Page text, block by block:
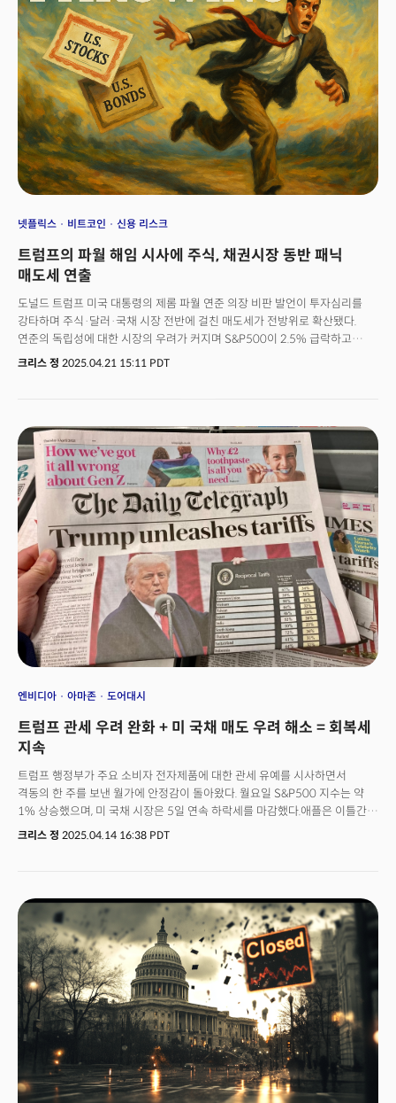
"미국 행정부가 경제 전망에 전례없는 수준의 불확실성을 이미 초래한
상황에서 파월의 해임 시도는 미국 자산에 대한 매도세를 촉발했다."며 월요일
시장의 혼란을 설명했다. 법률 전문가들은 대통령이 법적으로 연준의장을
쉽게 해임할 수 없다고 지적했고 파월 의장 역시 요청을 받더라도 사임하지
않을 것이라고 밝혔으나 시장의 우려는 가시지 않았다. 특히 워싱턴의
공격적인 무역 관세 정책이 경기침체 우려를 증폭시키고 있는 상황에서
연준의 통화정책에 대한 불확실성은 그대로 미국 자산에 대한 의구심으로
이어졌다. 미 국채는 월요일 하루에만 10년물 국채 수익률이 2% 가까이
급등하며 채권 가격이 급락, 안전자산으로써의 지위가 흔들리고 있음을
시사했다. 글로벌 기축통화이자 금융위기에 가장 안전한 자산으로 인식되는
'현금'인 달러의 위치는 더 초라해졌다. 달러 인덱스는 주요 10개국 통화 대비
엔화는 지난해 9월 이후 가장 높게 올랐고 유로화 역시 3년 이상 만에
넷플릭스 비트코인 신용 리스크
트럼프의 파월 해임 시사에 주식, 채권시장 동반 패닉
매도세 연출
도널드 트럼프 미국 대통령의 제롬 파월 연준 의장 비판 발언이 투자심리를
강타하며 주식·달러·국채 시장 전반에 걸친 매도세가 전방위로 확산됐다.
연준의 독립성에 대한 시장의 우려가 커지며 S&P500이 2.5% 급락하고
다우지수가 950포인트 이상 무너지는 등 하락세는 광범위했다. 다만 부활절
수익률은 4.4%까지 내려갔다.안전자산으로 여겨지는 금은 온스당
3,400달러를 돌파하며 또 다른 신기록을 세웠고, 스위스 프랑은 달러 대비 약
1% 강세를 보였다. 미국 신용시장에서는 투자등급 채권 부도 위험에 대한
보호 비용이 1주일 이상 만에 최고치로 상승하는 등 크레딧 리스크에 대한
우려도 악화됐다. 트럼프 대통령은 이날 자신의 소셜 미디어 '트루스 소셜'을
통해 "사실상 인플레이션이 없으며 선제적 금리 인하가 필요한 때"라고
주장하며 연준에 대한 압박을 강화했다. 케빈 해셋 국가경제위원회(NEC)
위원장은 지난 금요일 트럼프 대통령이 파월 의장 해임 가능성을 검토
중이라고 언급했다.파월의 해임 가능성에 월가는 엄중한 경고를 내렸다.
페퍼스톤의 마이클 브라운 선임 연구 전략가는 "파월이 해임된다면
금융시장에 엄청난 변동성이 주입되고, 상상할 수 있는 가장 극적인 방식으로
미국 자산에서 투자자들이 빠져나갈 것"이라고 경고했다. 그는 "연준의
독립성이 명백히 위협받고 있으며, 달러화 탈피와 미국 패권에서 벗어나는
움직임이 점점 현실적인 가능성이 되고 있다"고 덧붙였다.헤지펀드
폴 싱어는 최근 아부다비에서 열린 비공개 행사에서 "미 달러가 기축통화
크리스 정 2025.04.21 15:11 PDT
엔비디아 아마존 도어대시
트럼프 관세 우려 완화 + 미 국채 매도 우려 해소 = 회복세
지속
트럼프 행정부가 주요 소비자 전자제품에 대한 관세 유예를 시사하면서
격동의 한 주를 보낸 월가에 안정감이 돌아왔다. 월요일 S&P500 지수는 약
1% 상승했으며, 미 국채 시장은 5일 연속 하락세를 마감했다.애플은 이틀간
6% 이상 급등하며 대형주 상승을 주도했다. 트럼프 대통령이 25% 관세를
우려를 일축했다. 그는 블룸버그 TV와의 인터뷰에서 "외국 투자자들의 미
국채 대량 매도는 없다"며 지난주 10년물과 30년물 국채 경매에서 오히려
외국인 수요가 증가했다고 언급했다.블랙록 투자연구소 전략가들은 트럼프
행정부의 글로벌 무역 파트너에 대한 관세 유예 조치 이후 미국과 일본 주식에
대한 투자를 확대하기로 결정했다고 밝혔다. 다만 장기 미 국채는 여전히
회피하고 있다. 장 부아뱅과 웨이 리를 포함한 블랙록 전략가들은 "금융
사고의 단기적 위험이 완화되었다"고 평가했다.반면 시티그룹 전략가들은
무역전쟁이 경제 성장과 기업 실적을 약화시키고 있다며 미국 주식에 대한
전망을 하향 조정했다. 모건스탠리의 마이클 윌슨은 "최악은 지났을 수 있지만
아직 안심할 수 없다"며 "주말 동안의 추가 양보와 상호 관세에 대한 90일
유예로 단기 경기침체 가능성은 줄었지만, 불확실성은 여전히 높다"고
지적했다.기업 소식으로는 골드만삭스가 JP모건과 모건스탠리에 이어 주식
크리스 정 2025.04.14 16:38 PDT